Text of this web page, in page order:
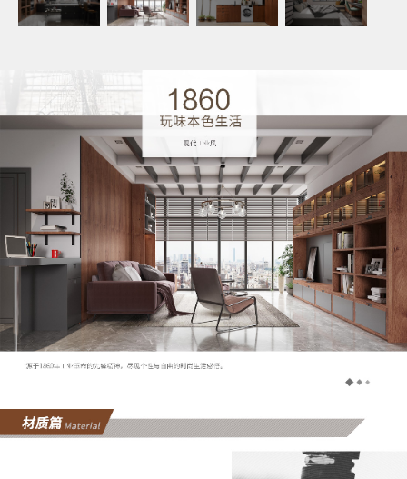
关于我们
发展历程
荣誉资质
生产基地
社会责任
新闻资讯
联系